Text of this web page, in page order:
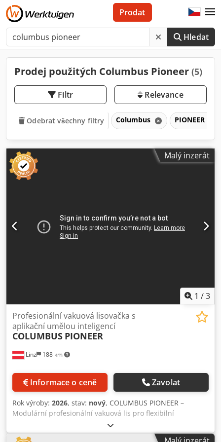
Hledat
Prodat
Prodej použitých Columbus Pioneer (5)
Filtr Relevance
Odebrat všechny filtry Columbus PIONEER
Malý inzerát
1 /3
Linz 188 km
Profesionální vakuová lisovačka s
aplikační umělou inteligencí
COLUMBUS PIONEER
Informace o ceně Zavolat
Rok výroby: 2026, stav: nový, COLUMBUS PIONEER –
Modulární profesionální vakuová lis pro flexibilní
truhlářství Více možností. Více aplikací. Větší jistota do
budoucna. COLUMBUS Pioneer není jen vakuový lis, ale